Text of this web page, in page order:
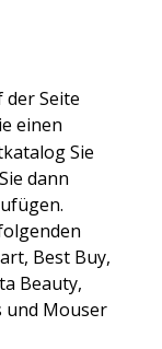
der Seite
einen
Sie
dann
Best Buy,
Beauty,
und Mouser